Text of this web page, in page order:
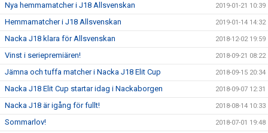
Nya hemmamatcher i J18 Allsvenskan 2019-01-21 10:39
Hemmamatcher i J18 Allsvenskan 2019-01-14 14:32
Nacka J18 klara för Allsvenskan 2018-12-02 19:59
Vinst i seriepremiären! 2018-09-21 08:22
Jämna och tuffa matcher i Nacka J18 Elit Cup 2018-09-15 20:34
Nacka J18 Elit Cup startar idag i Nackaborgen 2018-09-07 12:31
Nacka J18 är igång för fullt! 2018-08-14 10:33
Sommarlov! 2018-07-01 19:48